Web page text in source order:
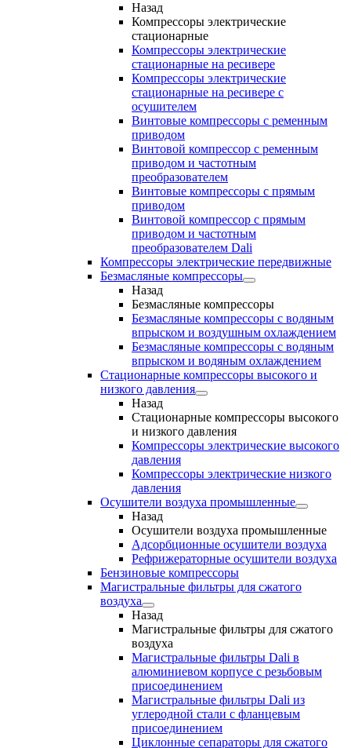
Назад
Компрессоры электрические
стационарные
Компрессоры электрические
стационарные на ресивере
Компрессоры электрические
стационарные на ресивере с
осушителем
Винтовые компрессоры с ременным
приводом
Винтовой компрессор с ременным
приводом и частотным
преобразователем
Винтовые компрессоры с прямым
приводом
Винтовой компрессор с прямым
приводом и частотным
преобразователем Dali
Компрессоры электрические передвижные
Безмасляные компрессоры
Назад
Безмасляные компрессоры
Безмасляные компрессоры с водяным
впрыском и воздушным охлаждением
Безмасляные компрессоры с водяным
впрыском и водяным охлаждением
Стационарные компрессоры высокого и
низкого давления
Назад
Стационарные компрессоры высокого
и низкого давления
Компрессоры электрические высокого
давления
Компрессоры электрические низкого
давления
Осушители воздуха промышленные
Назад
Осушители воздуха промышленные
Адсорбционные осушители воздуха
Рефрижераторные осушители воздуха
Бензиновые компрессоры
Магистральные фильтры для сжатого
воздуха
Назад
Магистральные фильтры для сжатого
воздуха
Магистральные фильтры Dali в
алюминиевом корпусе с резьбовым
присоединением
Магистральные фильтры Dali из
углеродной стали с фланцевым
присоединением
Циклонные сепараторы для сжатого